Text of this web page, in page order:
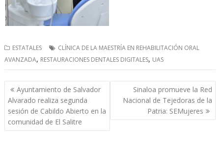
ESTATALES
CLÍNICA DE LA MAESTRÍA EN REHABILITACIÓN ORAL
AVANZADA, RESTAURACIONES DENTALES DIGITALES, UAS
Navegación
de
entradas
Ayuntamiento de Salvador
Alvarado realiza segunda
sesión de Cabildo Abierto en la
comunidad de El Salitre
Sinaloa promueve la Red
Nacional de Tejedoras de la
Patria: SEMujeres